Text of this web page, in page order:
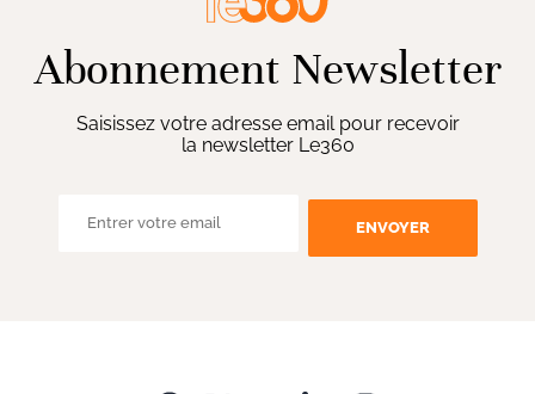
Abonnement Newsletter
Saisissez votre adresse email pour recevoir
la newsletter Le360
ENVOYER